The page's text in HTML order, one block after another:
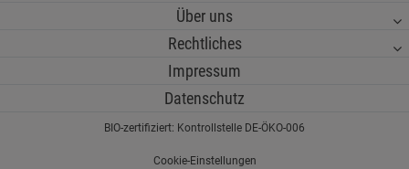
Über uns
Rechtliches
Impressum
Datenschutz
BIO-zertifiziert: Kontrollstelle DE-ÖKO-006
Cookie-Einstellungen